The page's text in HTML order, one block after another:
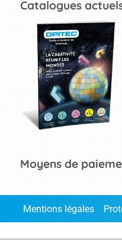
Catalogues
Moyens de
Mentions légales